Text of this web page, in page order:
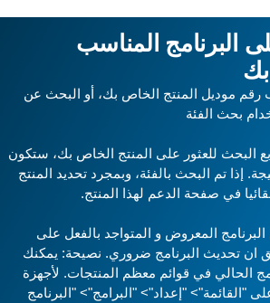
البرنامج المناسب
بحث الفئة
البحث للعثور على المنتج الخاص بك، ستكون
تم البحث بالفئة، وبمجرد تحديد المنتج
في صفحة الدعم لهذا المنتج.
المعروض و المتواجد بالفعل على
تحديث البرنامج ضروري. نصيحة: يمكنك
الحالي في قوائم معظم المنتجات. لأجهزة
"القائمة"> "إعداد"> "البرامج"> "البرنامج